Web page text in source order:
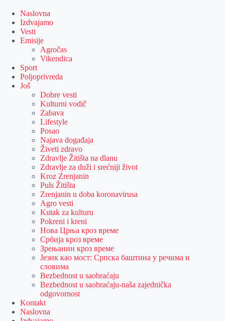
content
Naslovna
Izdvajamo
Vesti
Emisije
Agročas
Vikendica
Sport
Poljoprivreda
Još
Dobre vesti
Kulturni vodič
Zabava
Lifestyle
Posao
Najava događaja
Živeti zdravo
Zdravlje Žitišta na dlanu
Zdravlje za duži i srećniji život
Kroz Zrenjanin
Puls Žitišta
Zrenjanin u doba koronavirusa
Agro vesti
Kutak za kulturu
Pokreni i kreni
Нова Црња кроз време
Србија кроз време
Зрењанин кроз време
Језик као мост: Српска баштина у речима и
словима
Bezbednost u saobraćaju
Bezbednost u saobraćaju-naša zajednička
odgovornost
Kontakt
Naslovna